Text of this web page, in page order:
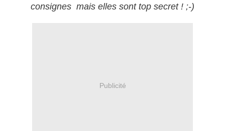
consignes mais elles sont top secret ! ;-)
Publicité